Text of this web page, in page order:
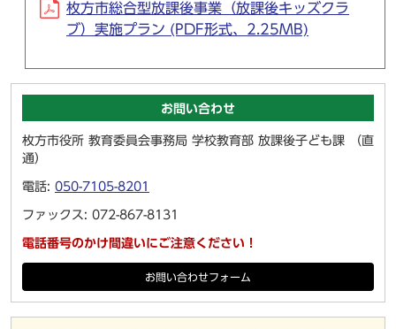
枚方市総合型放課後事業（放課後キッズクラ
ブ）実施プラン (PDF形式、2.25MB)
お問い合わせ
枚方市役所 教育委員会事務局 学校教育部 放課後子ども課 （直
通）
電話: 050-7105-8201
ファックス: 072-867-8131
電話番号のかけ間違いにご注意ください！
お問い合わせフォーム